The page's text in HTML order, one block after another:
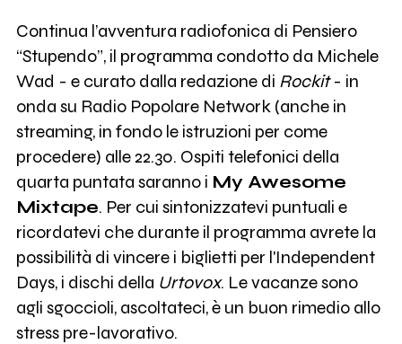
Continua l’avventura radiofonica di Pensiero
“Stupendo”, il programma condotto da Michele
Wad - e curato dalla redazione di Rockit- in
onda su Radio Popolare Network (anche in
streaming, in fondo le istruzioni per come
procedere) alle 22.30. Ospiti telefonici della
quarta puntata saranno i My Awesome
Mixtape. Per cui sintonizzatevi puntuali e
ricordatevi che durante il programma avrete la
possibilità di vincere i biglietti per l'Independent
Days, i dischi della Urtovox. Le vacanze sono
agli sgoccioli, ascoltateci, è un buon rimedio allo
stress pre-lavorativo.